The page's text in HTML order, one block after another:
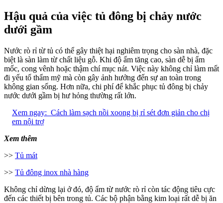
Hậu quả của việc tủ đông bị chảy nước
dưới gầm
Nước rò rỉ từ tủ có thể gây thiệt hại nghiêm trọng cho sàn nhà, đặc
biệt là sàn làm từ chất liệu gỗ. Khi độ ẩm tăng cao, sàn dễ bị ẩm
mốc, cong vênh hoặc thậm chí mục nát. Việc này không chỉ làm mất
đi yếu tố thẩm mỹ mà còn gây ảnh hưởng đến sự an toàn trong
không gian sống. Hơn nữa, chi phí để khắc phục tủ đông bị chảy
nước dưới gầm bị hư hỏng thường rất lớn.
Xem ngay: Cách làm sạch nồi xoong bị rỉ sét đơn giản cho chị
em nội trợ
Xem thêm
>> Tủ mát
>> Tủ đông inox nhà hàng
Không chỉ dừng lại ở đó, độ ẩm từ nước rò rỉ còn tác động tiêu cực
đến các thiết bị bên trong tủ. Các bộ phận bằng kim loại rất dễ bị ăn